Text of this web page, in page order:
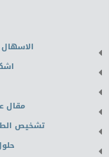
مقال
تشخيص